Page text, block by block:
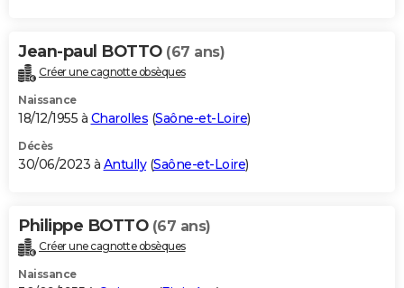
Jean-paul BOTTO (67 ans)
Créer une cagnotte obsèques
Naissance
18/12/1955 à Charolles (Saône-et-Loire)
Décès
30/06/2023 à Antully(Saône-et-Loire)
Philippe BOTTO (67 ans)
Créer une cagnotte obsèques
Naissance